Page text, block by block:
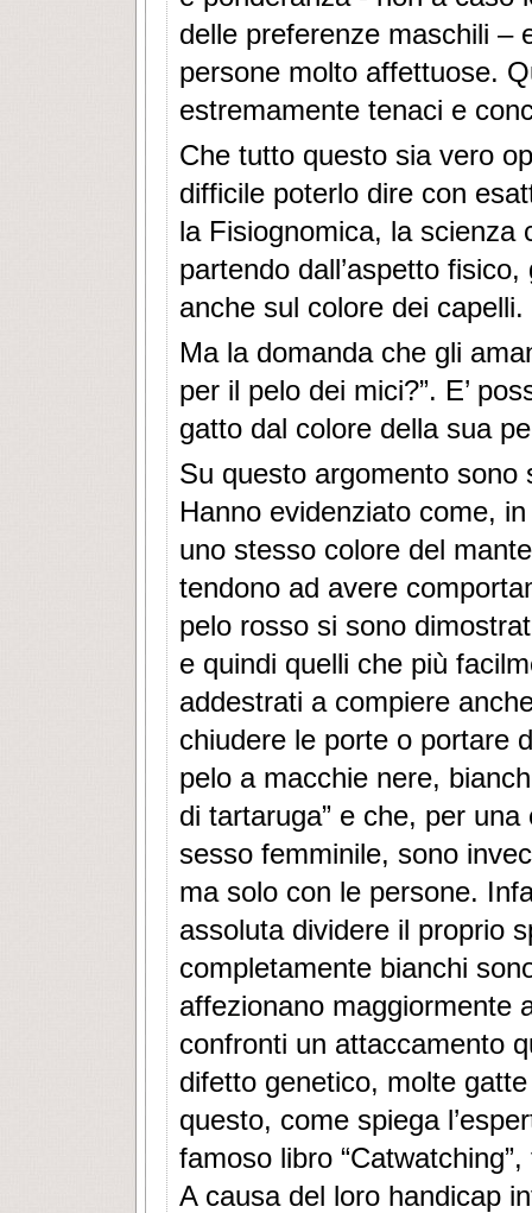
delle preferenze maschili –
persone molto affettuose.
estremamente tenaci e
Che tutto questo sia vero
difficile poterlo dire con
la Fisiognomica, la scienza
partendo dall’aspetto
anche sul colore dei capelli.
Ma la domanda che gli
per il pelo dei mici?”. E’
gatto dal colore della sua
Su questo argomento
Hanno evidenziato come,
uno stesso colore del
tendono ad avere
pelo rosso si sono
e quindi quelli che più
addestrati a compiere
chiudere le porte o portare
pelo a macchie nere,
di tartaruga” e che, per
sesso femminile, sono
ma solo con le persone.
assoluta dividere il proprio
completamente bianchi
affezionano maggiormente
confronti un attaccamento
difetto genetico, molte
questo, come spiega
famoso libro
A causa del loro handicap